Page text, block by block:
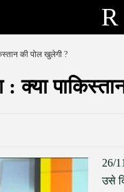
की पोल खुलेगी ?
: क्या
26/
उसे